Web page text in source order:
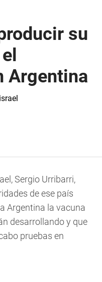
su
Argentina
Sergio Urribarri,
de ese país
Argentina la vacuna
desarrollando y que
pruebas en